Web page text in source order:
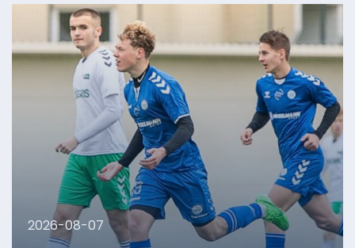
2026-08-07